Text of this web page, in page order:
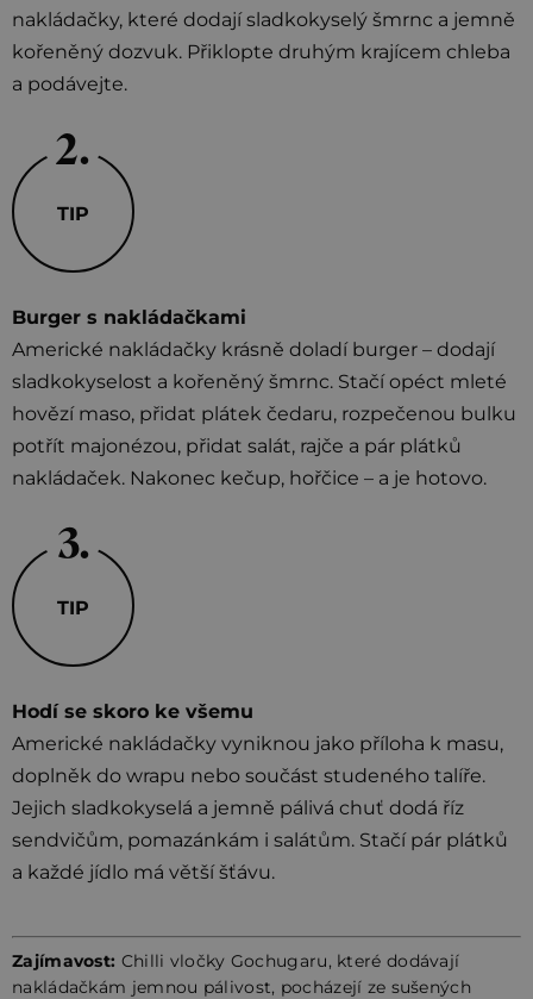
nakládačky, které dodají sladkokyselý šmrnc a jemně
kořeněný dozvuk. Přiklopte druhým krajícem chleba
a podávejte.
TIP
Burger s nakládačkami
Americké nakládačky krásně doladí burger – dodají
sladkokyselost a kořeněný šmrnc. Stačí opéct mleté
hovězí maso, přidat plátek čedaru, rozpečenou bulku
potřít majonézou, přidat salát, rajče a pár plátků
nakládaček. Nakonec kečup, hořčice – a je hotovo.
TIP
Hodí se skoro ke všemu
Americké nakládačky vyniknou jako příloha k masu,
doplněk do wrapu nebo součást studeného talíře.
Jejich sladkokyselá a jemně pálivá chuť dodá říz
sendvičům, pomazánkám i salátům. Stačí pár plátků
a každé jídlo má větší šťávu.
Zajímavost: Chilli vločky Gochugaru, které dodávají
nakládačkám jemnou pálivost, pocházejí ze sušených